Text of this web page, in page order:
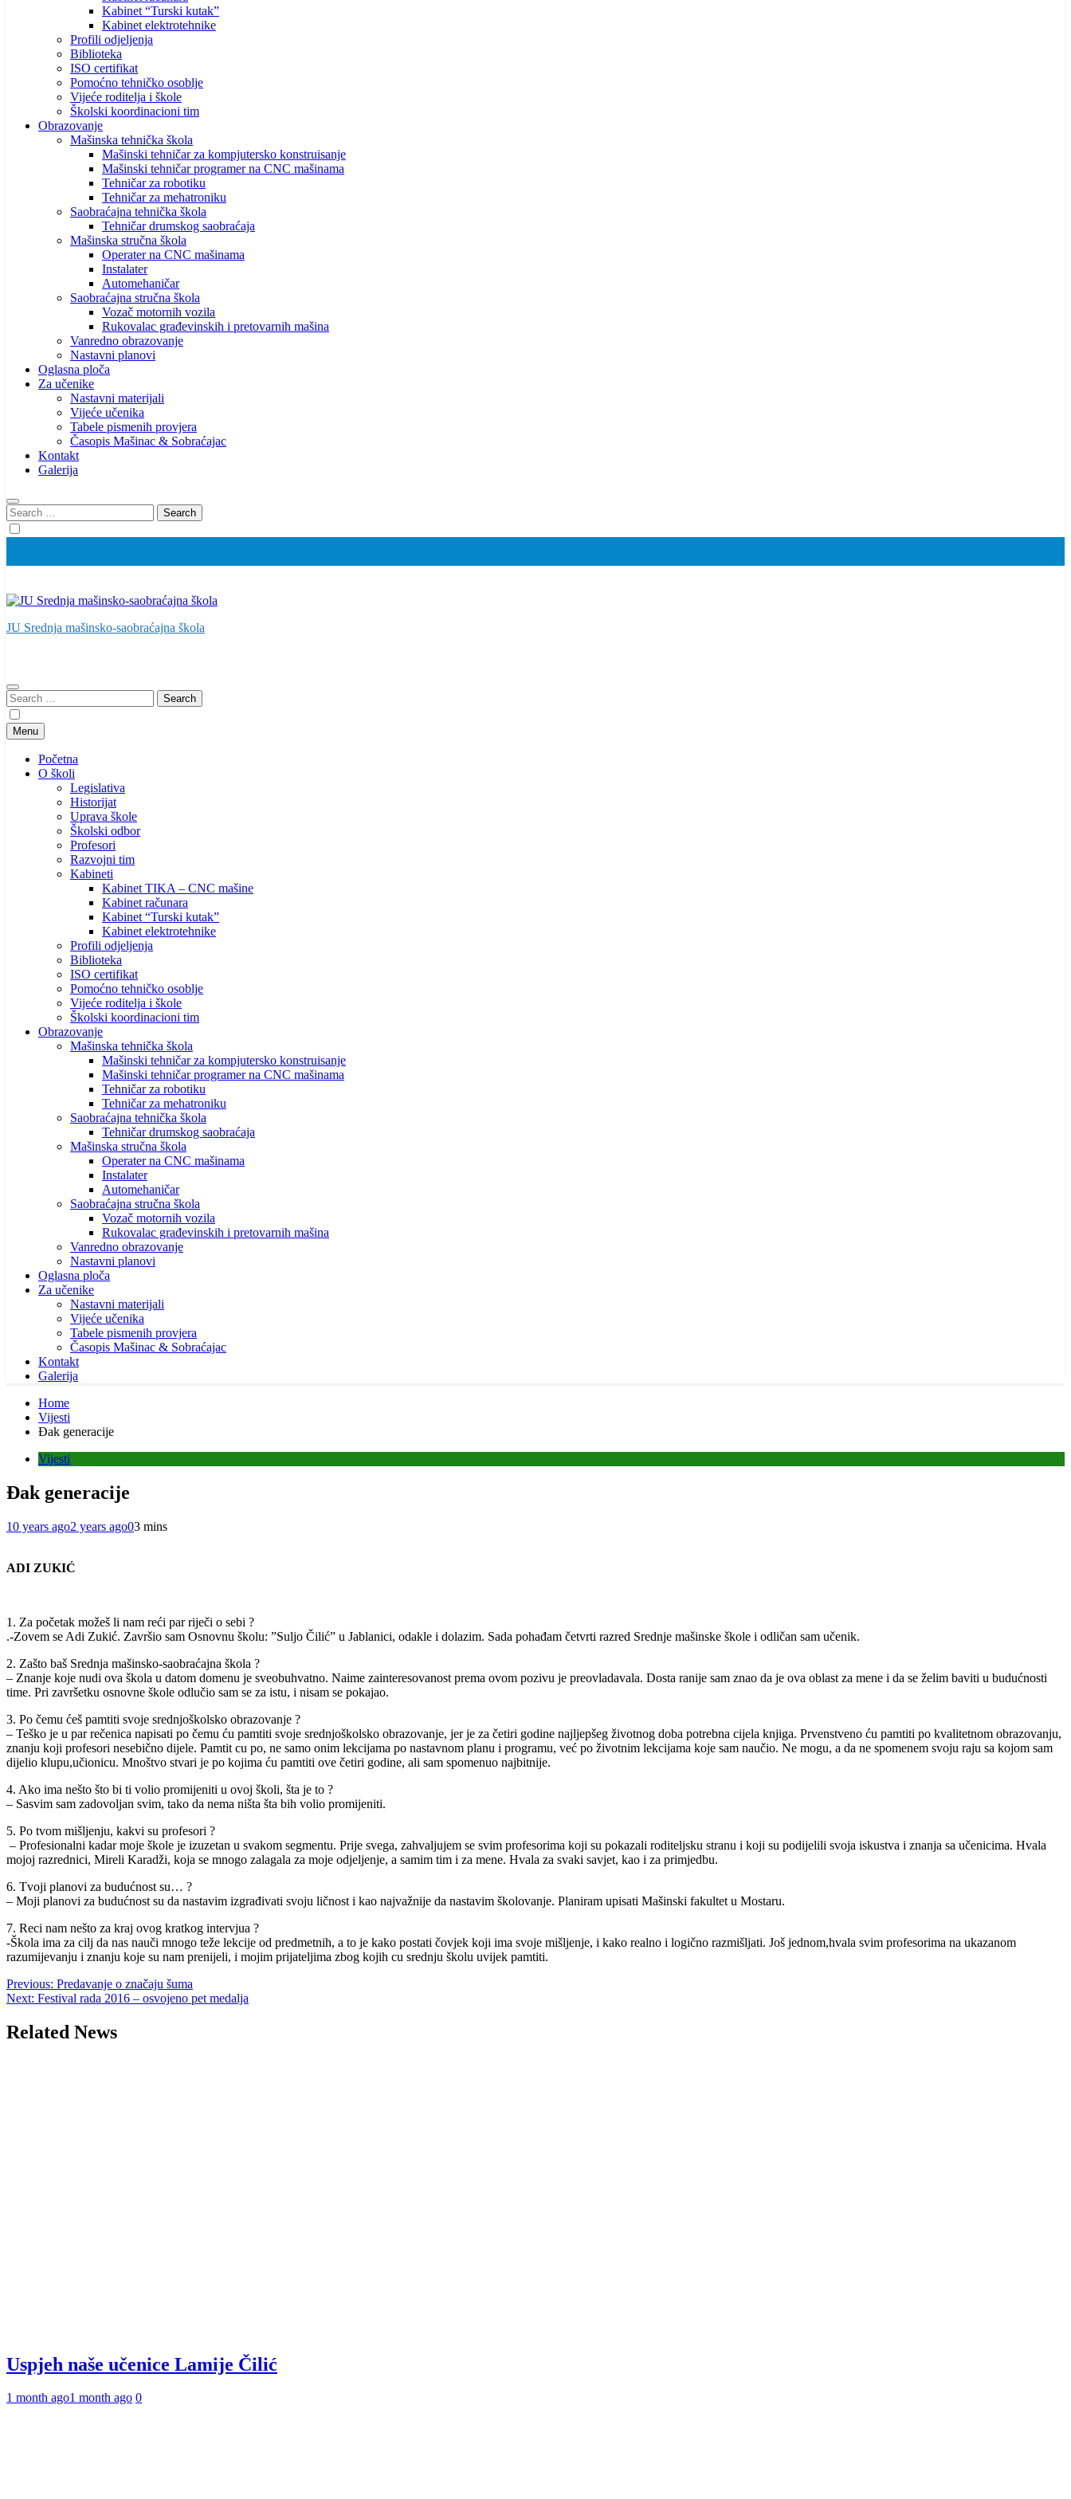
Kabinet “Turski kutak”
Kabinet elektrotehnike
Profili odjeljenja
Biblioteka
ISO certifikat
Pomoćno tehničko osoblje
Vijeće roditelja i škole
Školski koordinacioni tim
Obrazovanje
Mašinska tehnička škola
Mašinski tehničar za kompjutersko konstruisanje
Mašinski tehničar programer na CNC mašinama
Tehničar za robotiku
Tehničar za mehatroniku
Saobraćajna tehnička škola
Tehničar drumskog saobraćaja
Mašinska stručna škola
Operater na CNC mašinama
Instalater
Automehaničar
Saobraćajna stručna škola
Vozač motornih vozila
Rukovalac građevinskih i pretovarnih mašina
Vanredno obrazovanje
Nastavni planovi
Oglasna ploča
Za učenike
Nastavni materijali
Vijeće učenika
Tabele pismenih provjera
Časopis Mašinac & Sobraćajac
Kontakt
Galerija
Search
for:
JU Srednja mašinsko-saobraćajna škola
Search
for:
Menu
Početna
O školi
Legislativa
Historijat
Uprava škole
Školski odbor
Profesori
Razvojni tim
Kabineti
Kabinet TIKA – CNC mašine
Kabinet računara
Kabinet “Turski kutak”
Kabinet elektrotehnike
Profili odjeljenja
Biblioteka
ISO certifikat
Pomoćno tehničko osoblje
Vijeće roditelja i škole
Školski koordinacioni tim
Obrazovanje
Mašinska tehnička škola
Mašinski tehničar za kompjutersko konstruisanje
Mašinski tehničar programer na CNC mašinama
Tehničar za robotiku
Tehničar za mehatroniku
Saobraćajna tehnička škola
Tehničar drumskog saobraćaja
Mašinska stručna škola
Operater na CNC mašinama
Instalater
Automehaničar
Saobraćajna stručna škola
Vozač motornih vozila
Rukovalac građevinskih i pretovarnih mašina
Vanredno obrazovanje
Nastavni planovi
Oglasna ploča
Za učenike
Nastavni materijali
Vijeće učenika
Tabele pismenih provjera
Časopis Mašinac & Sobraćajac
Kontakt
Galerija
Home
Vijesti
Đak generacije
Vijesti
Đak generacije
10 years ago2 years ago03 mins
ADI ZUKIĆ
1. Za početak možeš li nam reći par riječi o sebi ?
.-Zovem se Adi Zukić. Završio sam Osnovnu školu: ”Suljo Čilić” u Jablanici, odakle i dolazim. Sada pohađam četvrti razred Srednje mašinske škole i odličan sam učenik.
2. Zašto baš Srednja mašinsko-saobraćajna škola ?
– Znanje koje nudi ova škola u datom domenu je sveobuhvatno. Naime zainteresovanost prema ovom pozivu je preovladavala. Dosta ranije sam znao da je ova oblast za mene i da se želim baviti u budućnosti
time. Pri završetku osnovne škole odlučio sam se za istu, i nisam se pokajao.
3. Po čemu ćeš pamtiti svoje srednjoškolsko obrazovanje ?
– Teško je u par rečenica napisati po čemu ću pamtiti svoje srednjoškolsko obrazovanje, jer je za četiri godine najljepšeg životnog doba potrebna cijela knjiga. Prvenstveno ću pamtiti po kvalitetnom obrazovanju,
znanju koji profesori nesebično dijele. Pamtit cu po, ne samo onim lekcijama po nastavnom planu i programu, već po životnim lekcijama koje sam naučio. Ne mogu, a da ne spomenem svoju raju sa kojom sam
dijelio klupu,učionicu. Mnoštvo stvari je po kojima ću pamtiti ove četiri godine, ali sam spomenuo najbitnije.
4. Ako ima nešto što bi ti volio promijeniti u ovoj školi, šta je to ?
– Sasvim sam zadovoljan svim, tako da nema ništa šta bih volio promijeniti.
5. Po tvom mišljenju, kakvi su profesori ?
– Profesionalni kadar moje škole je izuzetan u svakom segmentu. Prije svega, zahvaljujem se svim profesorima koji su pokazali roditeljsku stranu i koji su podijelili svoja iskustva i znanja sa učenicima. Hvala
mojoj razrednici, Mireli Karadži, koja se mnogo zalagala za moje odjeljenje, a samim tim i za mene. Hvala za svaki savjet, kao i za primjedbu.
6. Tvoji planovi za budućnost su… ?
– Moji planovi za budućnost su da nastavim izgrađivati svoju ličnost i kao najvažnije da nastavim školovanje. Planiram upisati Mašinski fakultet u Mostaru.
7. Reci nam nešto za kraj ovog kratkog intervjua ?
-Škola ima za cilj da nas nauči mnogo teže lekcije od predmetnih, a to je kako postati čovjek koji ima svoje mišljenje, i kako realno i logično razmišljati. Još jednom,hvala svim profesorima na ukazanom
razumijevanju i znanju koje su nam prenijeli, i mojim prijateljima zbog kojih cu srednju školu uvijek pamtiti.
Post
navigation
Previous: Predavanje o značaju šuma
Next: Festival rada 2016 – osvojeno pet medalja
Related News
Uspjeh naše učenice Lamije Čilić
1 month ago1 month ago 0